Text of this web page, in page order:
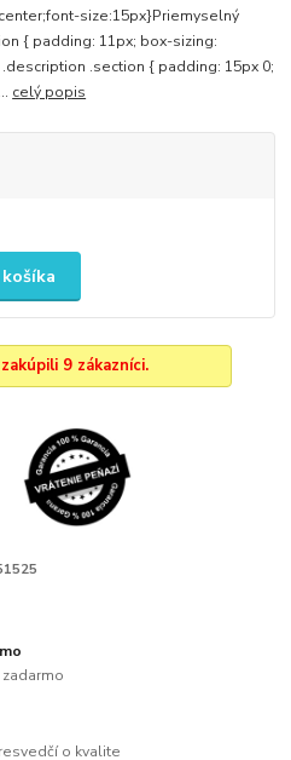
size:15px}Priemyselný
{ padding: 11px; box-sizing:
.section { padding: 15px 0;
celý popis
9 zákazníci.
o kvalite